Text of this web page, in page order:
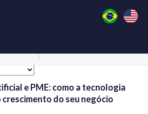
e PME: como a tecnologia
do seu negócio